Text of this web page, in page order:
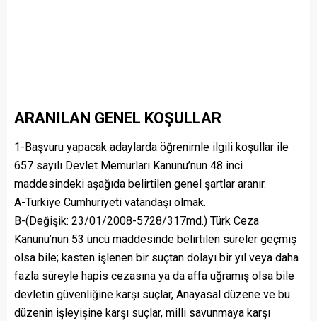
ARANILAN GENEL KOŞULLAR
1-Başvuru yapacak adaylarda öğrenimle ilgili koşullar ile
657 sayılı Devlet Memurları Kanunu’nun 48 inci
maddesindeki aşağıda belirtilen genel şartlar aranır.
A-Türkiye Cumhuriyeti vatandaşı olmak.
B-(Değişik: 23/01/2008-5728/317md.) Türk Ceza
Kanunu’nun 53 üncü maddesinde belirtilen süreler geçmiş
olsa bile; kasten işlenen bir suçtan dolayı bir yıl veya daha
fazla süreyle hapis cezasına ya da affa uğramış olsa bile
devletin güvenliğine karşı suçlar, Anayasal düzene ve bu
düzenin işleyişine karşı suçlar, milli savunmaya karşı